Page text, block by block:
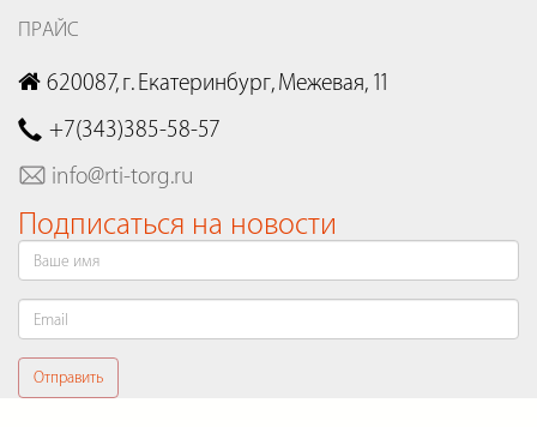
ПРАЙС
620087, г. Екатеринбург, Межевая, 11
+7(343)385-58-57
info@rti-torg.ru
Подписаться на новости
Отправить